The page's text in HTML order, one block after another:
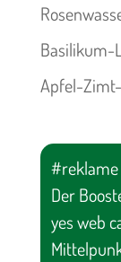
Basilikum-
Apfel-
#reklame
Der
yes web